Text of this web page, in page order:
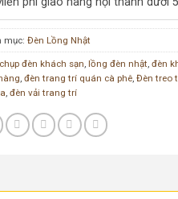
mục:Đèn Lồng Nhật
chụp đèn khách sạn,lồng đèn nhật,đèn
,đèn trang trí quán cà phê,Đèn treo
,đèn vải trang trí